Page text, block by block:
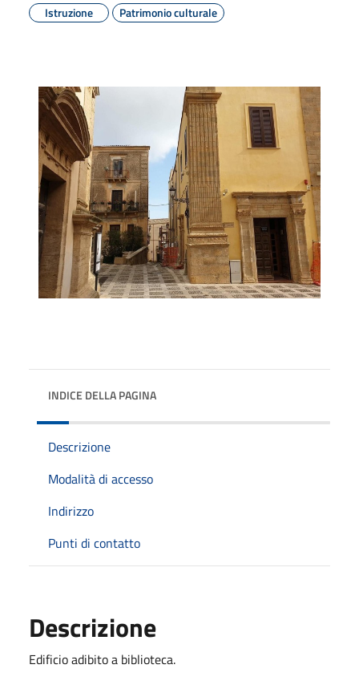
Istruzione
Patrimonio culturale
INDICE DELLA PAGINA
Descrizione
Modalità di accesso
Indirizzo
Punti di contatto
Descrizione
Edificio adibito a biblioteca.